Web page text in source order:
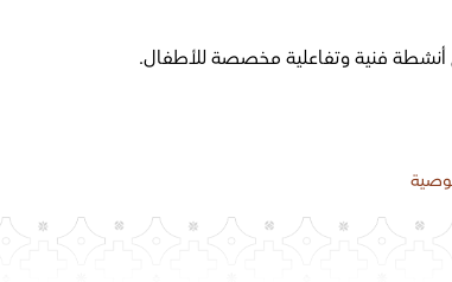
أنشطة فنية وتفاعلية مخصصة للأطفال.